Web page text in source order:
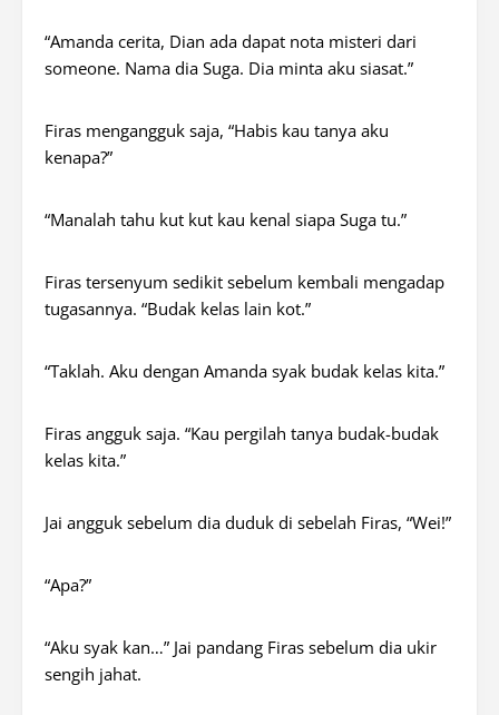
“Amanda cerita, Dian ada dapat nota misteri dari
someone. Nama dia Suga. Dia minta aku siasat.”
Firas mengangguk saja, “Habis kau tanya aku
kenapa?”
“Manalah tahu kut kut kau kenal siapa Suga tu.”
Firas tersenyum sedikit sebelum kembali mengadap
tugasannya. “Budak kelas lain kot.”
“Taklah. Aku dengan Amanda syak budak kelas kita.”
Firas angguk saja. “Kau pergilah tanya budak-budak
kelas kita.”
Jai angguk sebelum dia duduk di sebelah Firas, “Wei!”
“Apa?”
“Aku syak kan…” Jai pandang Firas sebelum dia ukir
sengih jahat.